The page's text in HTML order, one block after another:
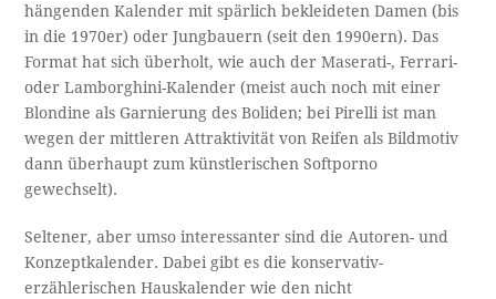
hängenden Kalender mit spärlich bekleideten Damen (bis
in die 1970er) oder Jungbauern (seit den 1990ern). Das
Format hat sich überholt, wie auch der Maserati-, Ferrari-
oder Lamborghini-Kalender (meist auch noch mit einer
Blondine als Garnierung des Boliden; bei Pirelli ist man
wegen der mittleren Attraktivität von Reifen als Bildmotiv
dann überhaupt zum künstlerischen Softporno
gewechselt).
Seltener, aber umso interessanter sind die Autoren- und
Konzeptkalender. Dabei gibt es die konservativ-
erzählerischen Hauskalender wie den nicht